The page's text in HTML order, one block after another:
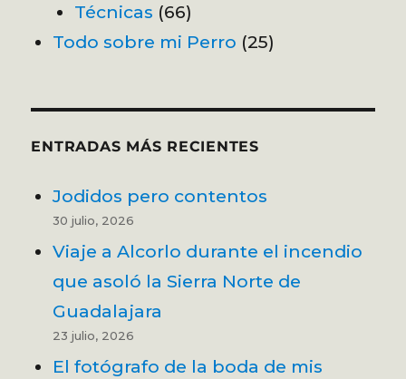
Técnicas (66)
Todo sobre mi Perro (25)
ENTRADAS MÁS RECIENTES
Jodidos pero contentos
30 julio, 2026
Viaje a Alcorlo durante el incendio
que asoló la Sierra Norte de
Guadalajara
23 julio, 2026
El fotógrafo de la boda de mis